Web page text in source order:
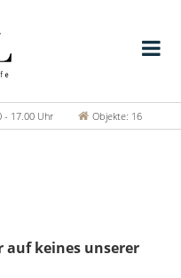
- 17.00 Uhr Objekte: 16
auf keines unserer